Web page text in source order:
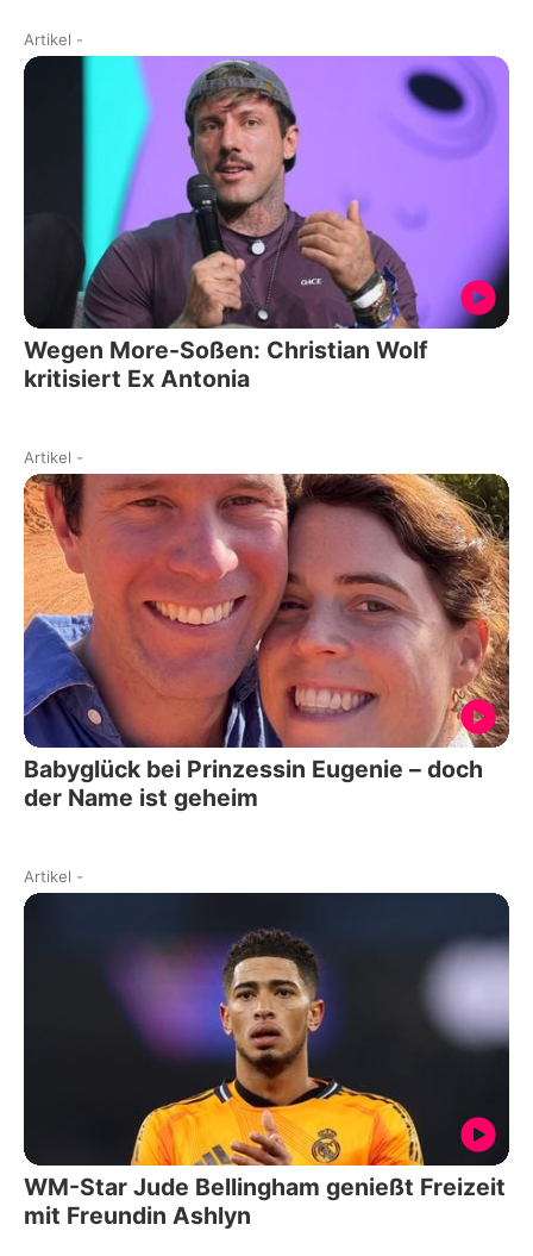
Artikel -
Wegen More-Soßen: Christian Wolf
kritisiert Ex Antonia
Artikel -
Babyglück bei Prinzessin Eugenie – doch
der Name ist geheim
Artikel -
WM-Star Jude Bellingham genießt Freizeit
mit Freundin Ashlyn